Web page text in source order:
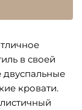
в своей
двуспальные
кровати.